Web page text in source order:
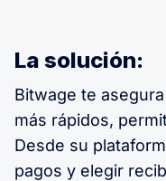
La solución:
Bitwage te
más rápidos,
Desde su
pagos y elegir